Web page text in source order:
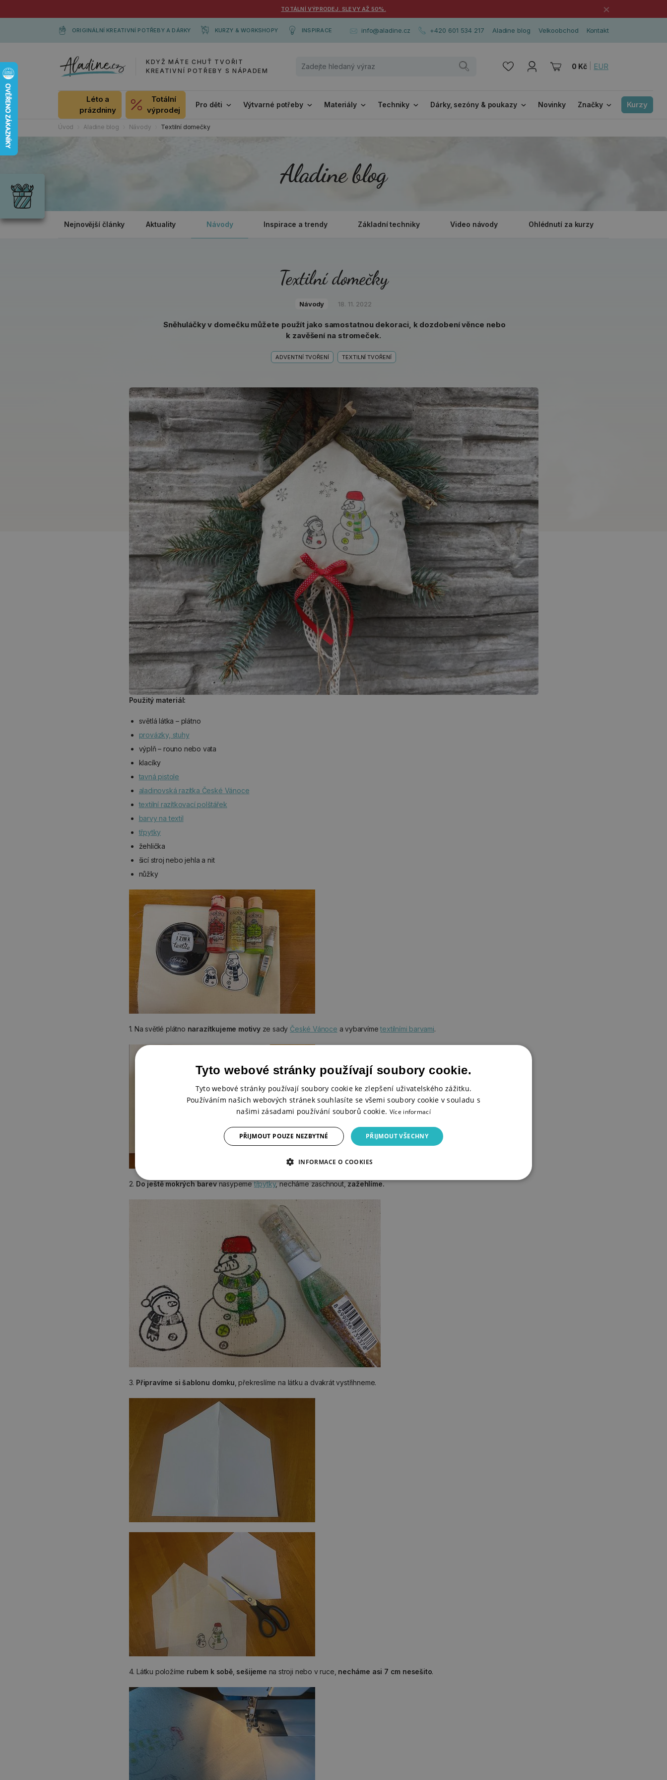
TOTÁLNÍ VÝPRODEJ. SLEVY AŽ 50%. ×
ORIGINÁLNÍ KREATIVNÍ POTŘEBY A DÁRKY KURZY & WORKSHOPY INSPIRACE info@aladine.cz +420 601 534 217 Aladine blog Velkoobchod Kontakt
KDYŽ MÁTE CHUŤ TVOŘIT
KREATIVNÍ POTŘEBY S NÁPADEM
0 Kč EUR
Léto a
prázdniny
Totální
výprodej
Pro děti Výtvarné potřeby Materiály Techniky Dárky, sezóny & poukazy Novinky Značky Kurzy
Úvod Aladine blog Návody Textilní domečky
Aladine blog
Nejnovější články Aktuality Návody Inspirace a trendy Základní techniky Video návody Ohlédnutí za kurzy
Textilní domečky
Návody 18. 11. 2022
Sněhuláčky v domečku můžete použít jako samostatnou dekoraci, k dozdobení věnce nebo
k zavěšení na stromeček.
ADVENTNÍ TVOŘENÍ TEXTILNÍ TVOŘENÍ
Použitý materiál:
světlá látka – plátno
provázky, stuhy
výplň – rouno nebo vata
klacíky
tavná pistole
aladinovská razítka České Vánoce
textilní razítkovací polštářek
barvy na textil
třpytky
žehlička
šicí stroj nebo jehla a nit
nůžky
1. Na světlé plátno narazítkujeme motivyze sady České Vánoce a vybarvímetextilními barvami.
2. Do ještě mokrých barevnasypemetřpytky, necháme zaschnout,zažehlíme.
3. Připravíme si šablonu domku , překreslíme na látku a dvakrát vystřihneme.
4. Látku položíme rubem k sobě, sešijeme na stroji nebo v ruce, necháme asi 7 cm nesešito.
každou
příležitost
Tyto webové stránky používají soubory cookie.
Tyto webové stránky používají soubory cookie ke zlepšení uživatelského zážitku.
Používáním našich webových stránek souhlasíte se všemi soubory cookie v souladu s
našimi zásadami používání souborů cookie. Více informací
PŘIJMOUT VŠECHNY
PŘIJMOUT POUZE NEZBYTNÉ
INFORMACE O COOKIES